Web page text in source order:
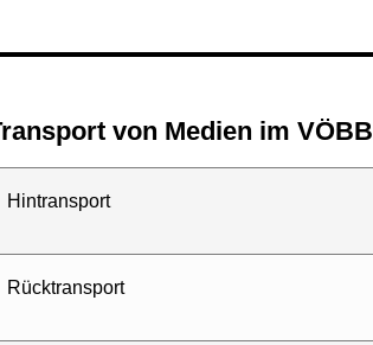
Transport von Medien im VÖBB
Hintransport
Rücktransport